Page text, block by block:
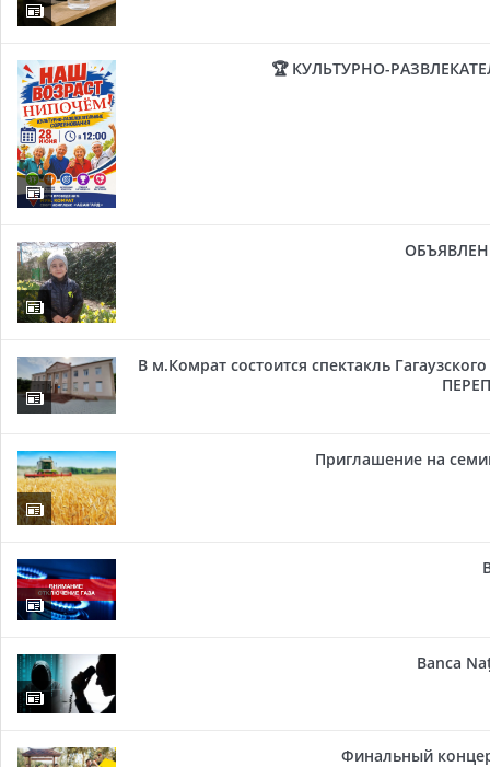
🏆 КУЛЬТУРНО-
В м.Комрат состоится спектакль
Приглашение на
Banca
Финальный